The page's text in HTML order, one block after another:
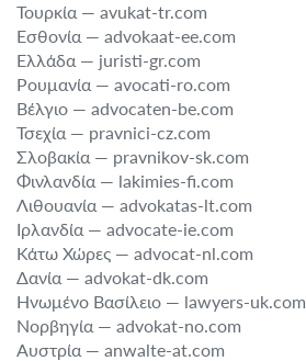
Τουρκία — avukat-tr.com
Εσθονία — advokaat-ee.com
Ελλάδα — juristi-gr.com
Ρουμανία — avocati-ro.com
Βέλγιο — advocaten-be.com
Τσεχία — pravnici-cz.com
Σλοβακία — pravnikov-sk.com
Φινλανδία — lakimies-fi.com
Λιθουανία — advokatas-lt.com
Ιρλανδία — advocate-ie.com
Κάτω Χώρες — advocat-nl.com
Δανία — advokat-dk.com
Ηνωμένο Βασίλειο — lawyers-uk.com
Νορβηγία — advokat-no.com
Αυστρία — anwalte-at.com